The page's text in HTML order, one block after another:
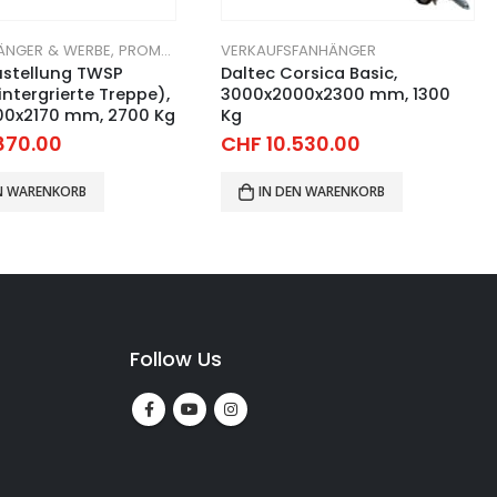
VERKAUFSFANHÄNGER
Basic,
mm, 1300
WARENKORB
VERKAUFSFANHÄNGER
Daltec VZ Midi leer,
2500x1500x2000 mm, 750 Kg
CHF
Follow Us